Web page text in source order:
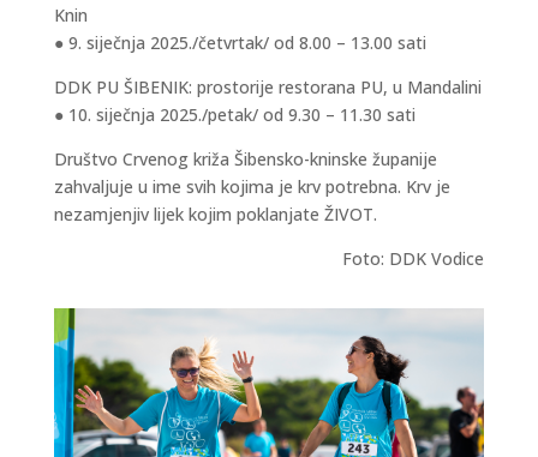
Knin
● 9. siječnja 2025./četvrtak/ od 8.00 – 13.00 sati
DDK PU ŠIBENIK: prostorije restorana PU, u Mandalini
● 10. siječnja 2025./petak/ od 9.30 – 11.30 sati
Društvo Crvenog križa Šibensko-kninske županije
zahvaljuje u ime svih kojima je krv potrebna. Krv je
nezamjenjiv lijek kojim poklanjate ŽIVOT.
Foto: DDK Vodice